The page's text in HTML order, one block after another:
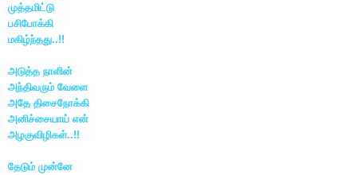
முத்தமிட்டு
பசிபோக்கி
மகிழ்ந்தது..!!
அடுத்த நாளின்
அந்திவரும் வேளை
அதே திசைநோக்கி
அனிச்சையாய் என்
அழகுவிழிகள்..!!
தேடும் முன்னே